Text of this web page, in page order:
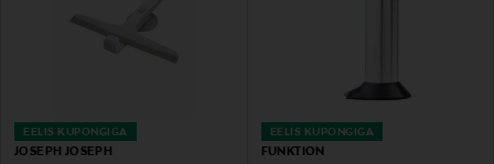
EELIS KUPONGIGA
JOSEPH JOSEPH
EELIS KUPONGIGA
FUNKTION